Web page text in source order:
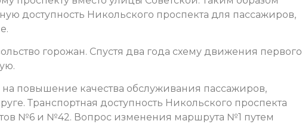
доступность Никольского проспекта для пассажиров,
горожан. Спустя два года схему движения первого
повышение качества обслуживания пассажиров,
Транспортная доступность Никольского проспекта
№6 и №42. Вопрос изменения маршрута №1 путем